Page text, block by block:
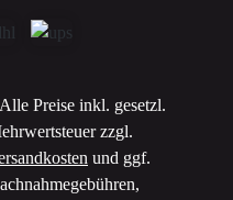
Preise inkl. gesetzl.
zzgl.
und ggf.